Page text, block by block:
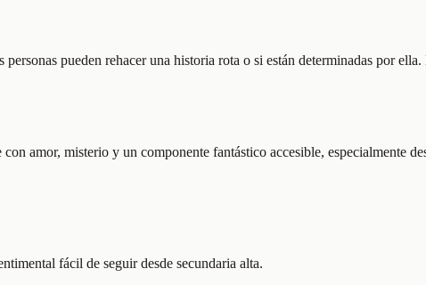
pueden rehacer una historia rota o si están determinadas por
amor, misterio y un componente fantástico accesible, especialmente
fácil de seguir desde secundaria alta.